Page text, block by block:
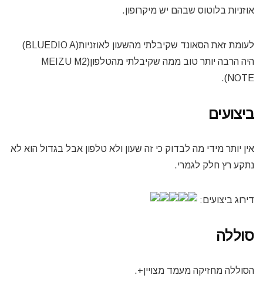
אוזניות בלוטוס שבהם יש מיקרופון.
לעומת זאת הסאונד שקיבלתי מהשעון לאוזניות(BLUEDIO A)
היה הרבה יותר טוב ממה שקיבלתי מהטלפון(MEIZU M2
NOTE).
ביצועים
אין יותר מידי מה לבדוק כי זה שעון ולא טלפון אבל בגדול הוא לא
נתקע רץ חלק לגמרי.
דירוג ביצועים:
סוללה
הסוללה מחזיקה מעמד מצויין+.